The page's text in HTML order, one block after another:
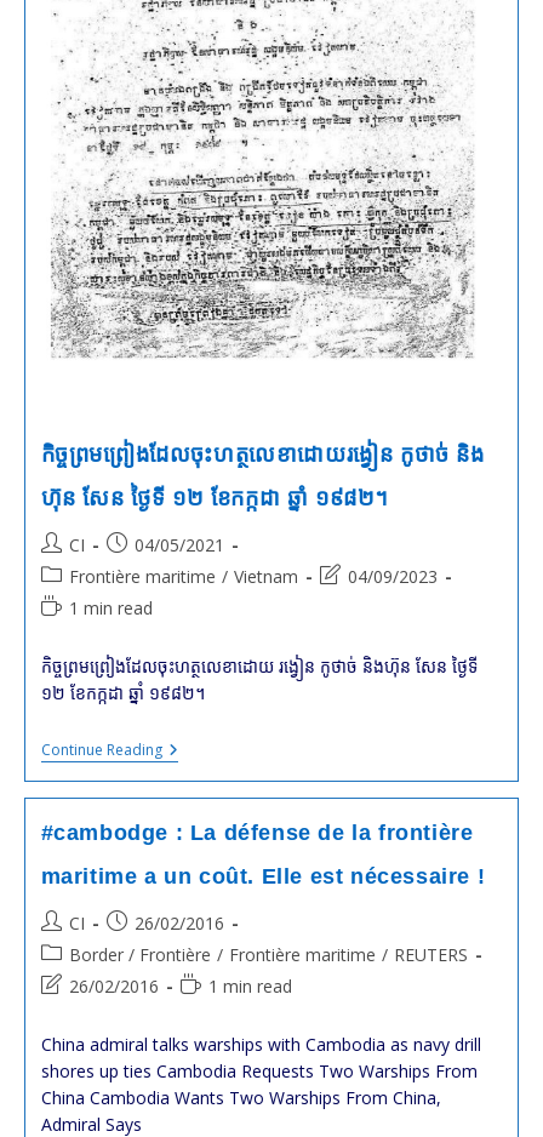
កិច្ចព្រមព្រៀងដែលចុះហត្ថលេខាដោយរង្វៀន កូថាច់ និង
ហ៊ុន សែន ថ្ងៃទី ១២ ខែកក្កដា ឆ្នាំ ១៩៨២។
Post
author:
CI
Post
published:
04/05/2021
Post
category:
Frontière maritime / Vietnam
Post04/09/2023
Reading1 min read
កិច្ចព្រមព្រៀងដែលចុះហត្ថលេខាដោយ រង្វៀន កូថាច់ និងហ៊ុន សែន ថ្ងៃទី
១២ ខែកក្កដា ឆ្នាំ ១៩៨២។
Continue Readingកិច្ច
ព្រម
ព្រៀង
ចុះ
ហត្ថ
ដោយ
កូថាច់
ហ៊ុន
សែន
ថ្ងៃទី
ខែ
កក្កដា
ឆ្នាំ
១៩៨២។
#cambodge : La défense de la frontière
maritime a un coût. Elle est nécessaire !
Post
author:
CI
Post
published:
26/02/2016
Post
category:
Border / Frontière / Frontière maritime / REUTERS
Post
modified:
26/02/2016
Reading1 min read
China admiral talks warships with Cambodia as navy drill
shores up ties Cambodia Requests Two Warships From
China Cambodia Wants Two Warships From China,
Admiral Says